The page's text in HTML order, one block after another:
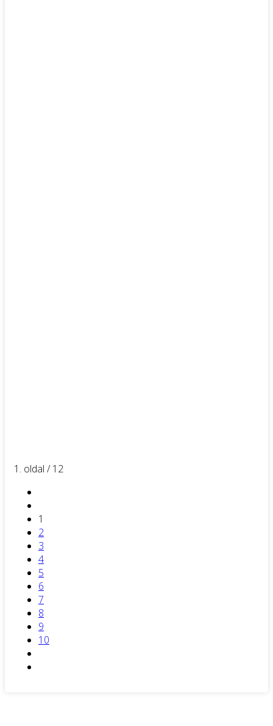
1. oldal / 12
1
2
3
4
5
6
7
8
9
10